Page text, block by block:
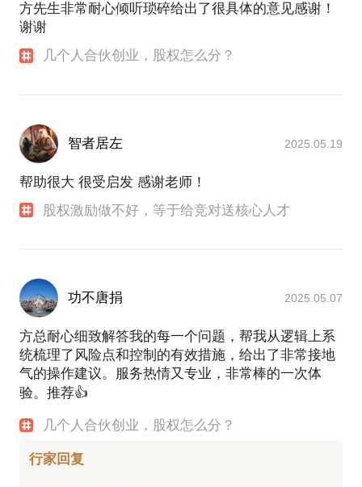
方先生非常耐心倾听琐碎给出了很具体的意见感谢！
谢谢
几个人合伙创业，股权怎么分？
智者居左 2025.05.19
帮助很大 很受启发 感谢老师！
股权激励做不好，等于给竞对送核心人才
功不唐捐 2025.05.07
方总耐心细致解答我的每一个问题，帮我从逻辑上系
统梳理了风险点和控制的有效措施，给出了非常接地
气的操作建议。服务热情又专业，非常棒的一次体
验。推荐👍
几个人合伙创业，股权怎么分？
行家回复